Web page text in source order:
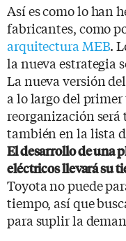
Así es como lo han
fabricantes, como
arquitectura MEB.
la nueva estrategia
La nueva versión
a lo largo del primer
reorganización
también en la lista
El desarrollo de una
eléctricos llevará su
Toyota no puede
tiempo, así que
para suplir la